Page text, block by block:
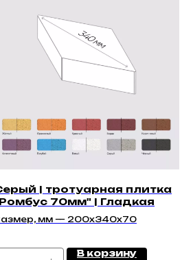
| тротуарная плитка
70мм" | Гладкая
мм — 200х340х70
В корзину